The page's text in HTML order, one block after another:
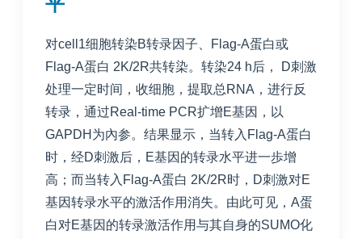
对cell1细胞转染B转录因子、Flag-A蛋白或
Flag-A蛋白 2K/2R共转染。转染24 h后， D刺激
处理一定时间，收细胞，提取总RNA，进行反
转录，通过Real-time PCR扩增E基因，以
GAPDH为內参。结果显示，当转入Flag-A蛋白
时，经D刺激后，E基因的转录水平进一歩增
高；而当转入Flag-A蛋白 2K/2R时，D刺激对E
基因转录水平的激活作用消失。由此可见，A蛋
白对E基因的转录激活作用与其自身的SUMO化